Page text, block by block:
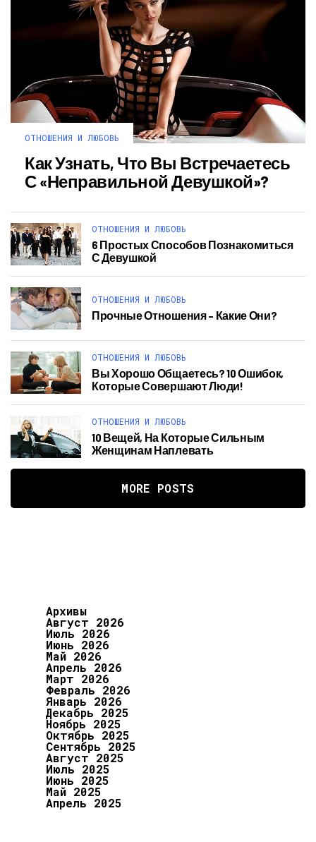
ОТНОШЕНИЯ И ЛЮБОВЬ
Как Узнать, Что Вы Встречаетесь
С «неправильной Девушкой»?
ОТНОШЕНИЯ И ЛЮБОВЬ
6 Простых Способов Познакомиться
С Девушкой
ОТНОШЕНИЯ И ЛЮБОВЬ
Прочные Отношения – Какие Они?
ОТНОШЕНИЯ И ЛЮБОВЬ
Вы Хорошо Общаетесь? 10 Ошибок,
Которые Совершают Люди!
ОТНОШЕНИЯ И ЛЮБОВЬ
10 Вещей, На Которые Сильным
Женщинам Наплевать
MORE POSTS
Архивы
Август 2026
Июль 2026
Июнь 2026
Май 2026
Апрель 2026
Март 2026
Февраль 2026
Январь 2026
Декабрь 2025
Ноябрь 2025
Октябрь 2025
Сентябрь 2025
Август 2025
Июль 2025
Июнь 2025
Май 2025
Апрель 2025